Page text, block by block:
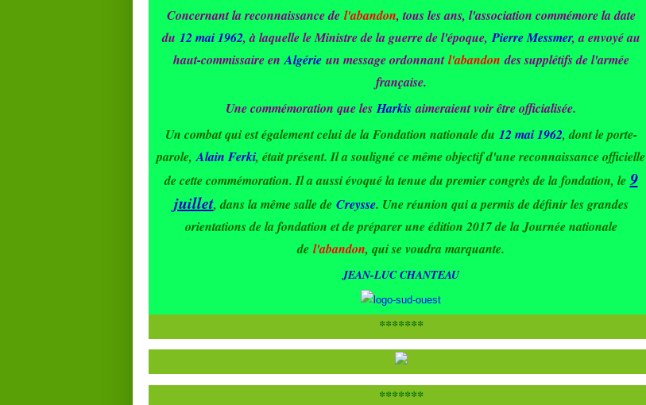
Concernant la reconnaissance de l'abandon, tous les ans, l'association commémore la date
du 12 mai 1962, à laquelle le Ministre de la guerre de l'époque,Pierre Messmer, a envoyé au
haut-commissaire enAlgérieun message ordonnantl'abandon des supplétifs de l'armée
française.
Une commémoration que lesHarkisaimeraient voir être officialisée.
Un combat qui est également celui de la Fondation nationale du 12 mai 1962, dont le porte-
parole,Alain Ferki, était présent. Il a souligné ce même objectif d'une reconnaissance officielle
de cette commémoration. Il a aussi évoqué la tenue du premier congrès de la fondation, le9
juillet, dans la même salle de Creysse. Une réunion qui a permis de définir les grandes
orientations de la fondation et de préparer une édition 2017 de la Journée nationale
de l'abandon, qui se voudra marquante.
JEAN-LUC CHANTEAU
*******
*******